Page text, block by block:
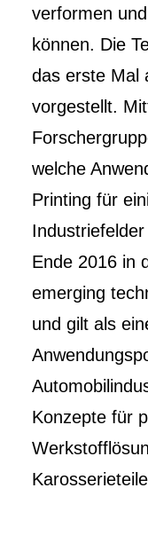
verformen
können. Die
das erste Mal
vorgestellt.
welche
Printing für
Ende 2016 in
emerging
und gilt als
Konzepte für